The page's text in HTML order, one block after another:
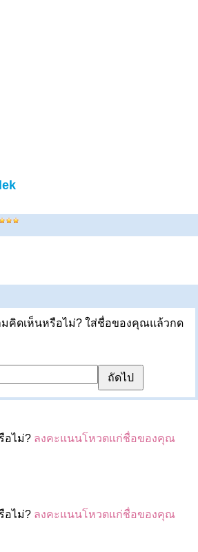
คิดเห็นหรือไม่? ใส่ชื่อของคุณแล้วกด
อไม่? ลงคะแนนโหวตแก่ชื่อของคุณ
อไม่? ลงคะแนนโหวตแก่ชื่อของคุณ